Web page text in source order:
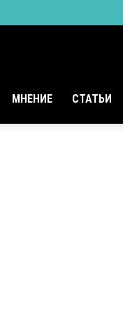
МНЕНИЕ СТАТЬИ